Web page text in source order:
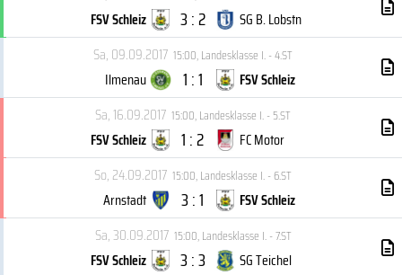
FSV Schleiz 3 : 2
SG B. Lobstn
Sa, 09.09.2017 15:00,Landesklasse I. - 4.ST
Ilmenau 1 : 1
FSV Schleiz
Sa, 16.09.2017 15:00,Landesklasse I. - 5.ST
FSV Schleiz 1 : 2
FC Motor
So, 24.09.2017 15:00,Landesklasse I. - 6.ST
Arnstadt 3 : 1
FSV Schleiz
Sa, 30.09.2017 15:00,Landesklasse I. - 7.ST
FSV Schleiz 3 : 3
SG Teichel